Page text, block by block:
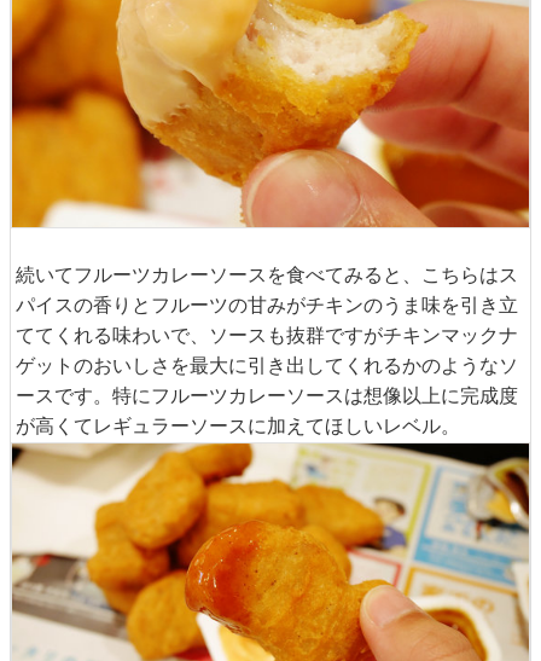
続いてフルーツカレーソースを食べてみると、こちらはス
パイスの香りとフルーツの甘みがチキンのうま味を引き立
ててくれる味わいで、ソースも抜群ですがチキンマックナ
ゲットのおいしさを最大に引き出してくれるかのようなソ
ースです。特にフルーツカレーソースは想像以上に完成度
が高くてレギュラーソースに加えてほしいレベル。